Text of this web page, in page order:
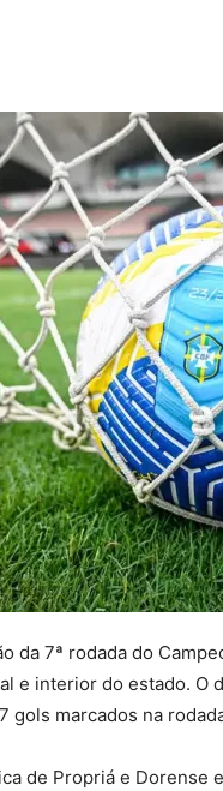
da 7ª rodada do
e interior do estado. O
gols marcados na
de Propriá e Dorense